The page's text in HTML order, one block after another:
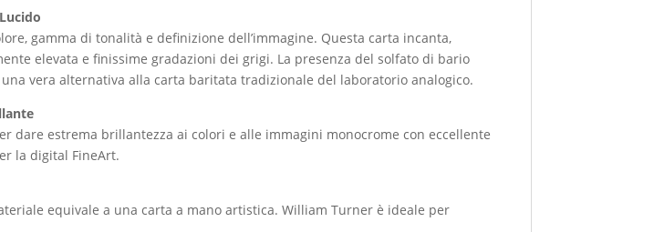
gamma di tonalità e definizione dell’immagine. Questa carta incanta,
elevata e finissime gradazioni dei grigi. La presenza del solfato di bario
vera alternativa alla carta baritata tradizionale del laboratorio analogico.
dare estrema brillantezza ai colori e alle immagini monocrome con eccellente
la digital FineArt.
equivale a una carta a mano artistica. William Turner è ideale per